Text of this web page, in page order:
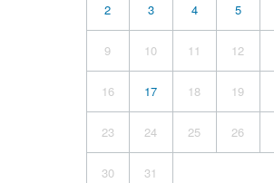
2 3 4 5
9 10 11 12
16 17 18 19
23 24 25 26
30 31